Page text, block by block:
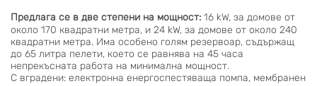
Предлага се в две степени на мощност: 16 kW, за домове от
около 170 квадратни метра, и 24 kW, за домове от около 240
квадратни метра. Има особено голям резервоар, съдържащ
до 65 литра пелети, което се равнява на 45 часа
непрекъсната работа на минимална мощност.
С вградени: електронна енергоспестяваща помпа, мембранен